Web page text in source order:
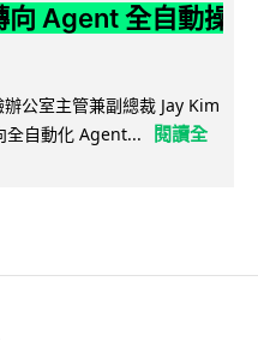
Agent 全自動操
公室主管兼副總裁 Jay Kim
全自動化 Agent...
閱讀全